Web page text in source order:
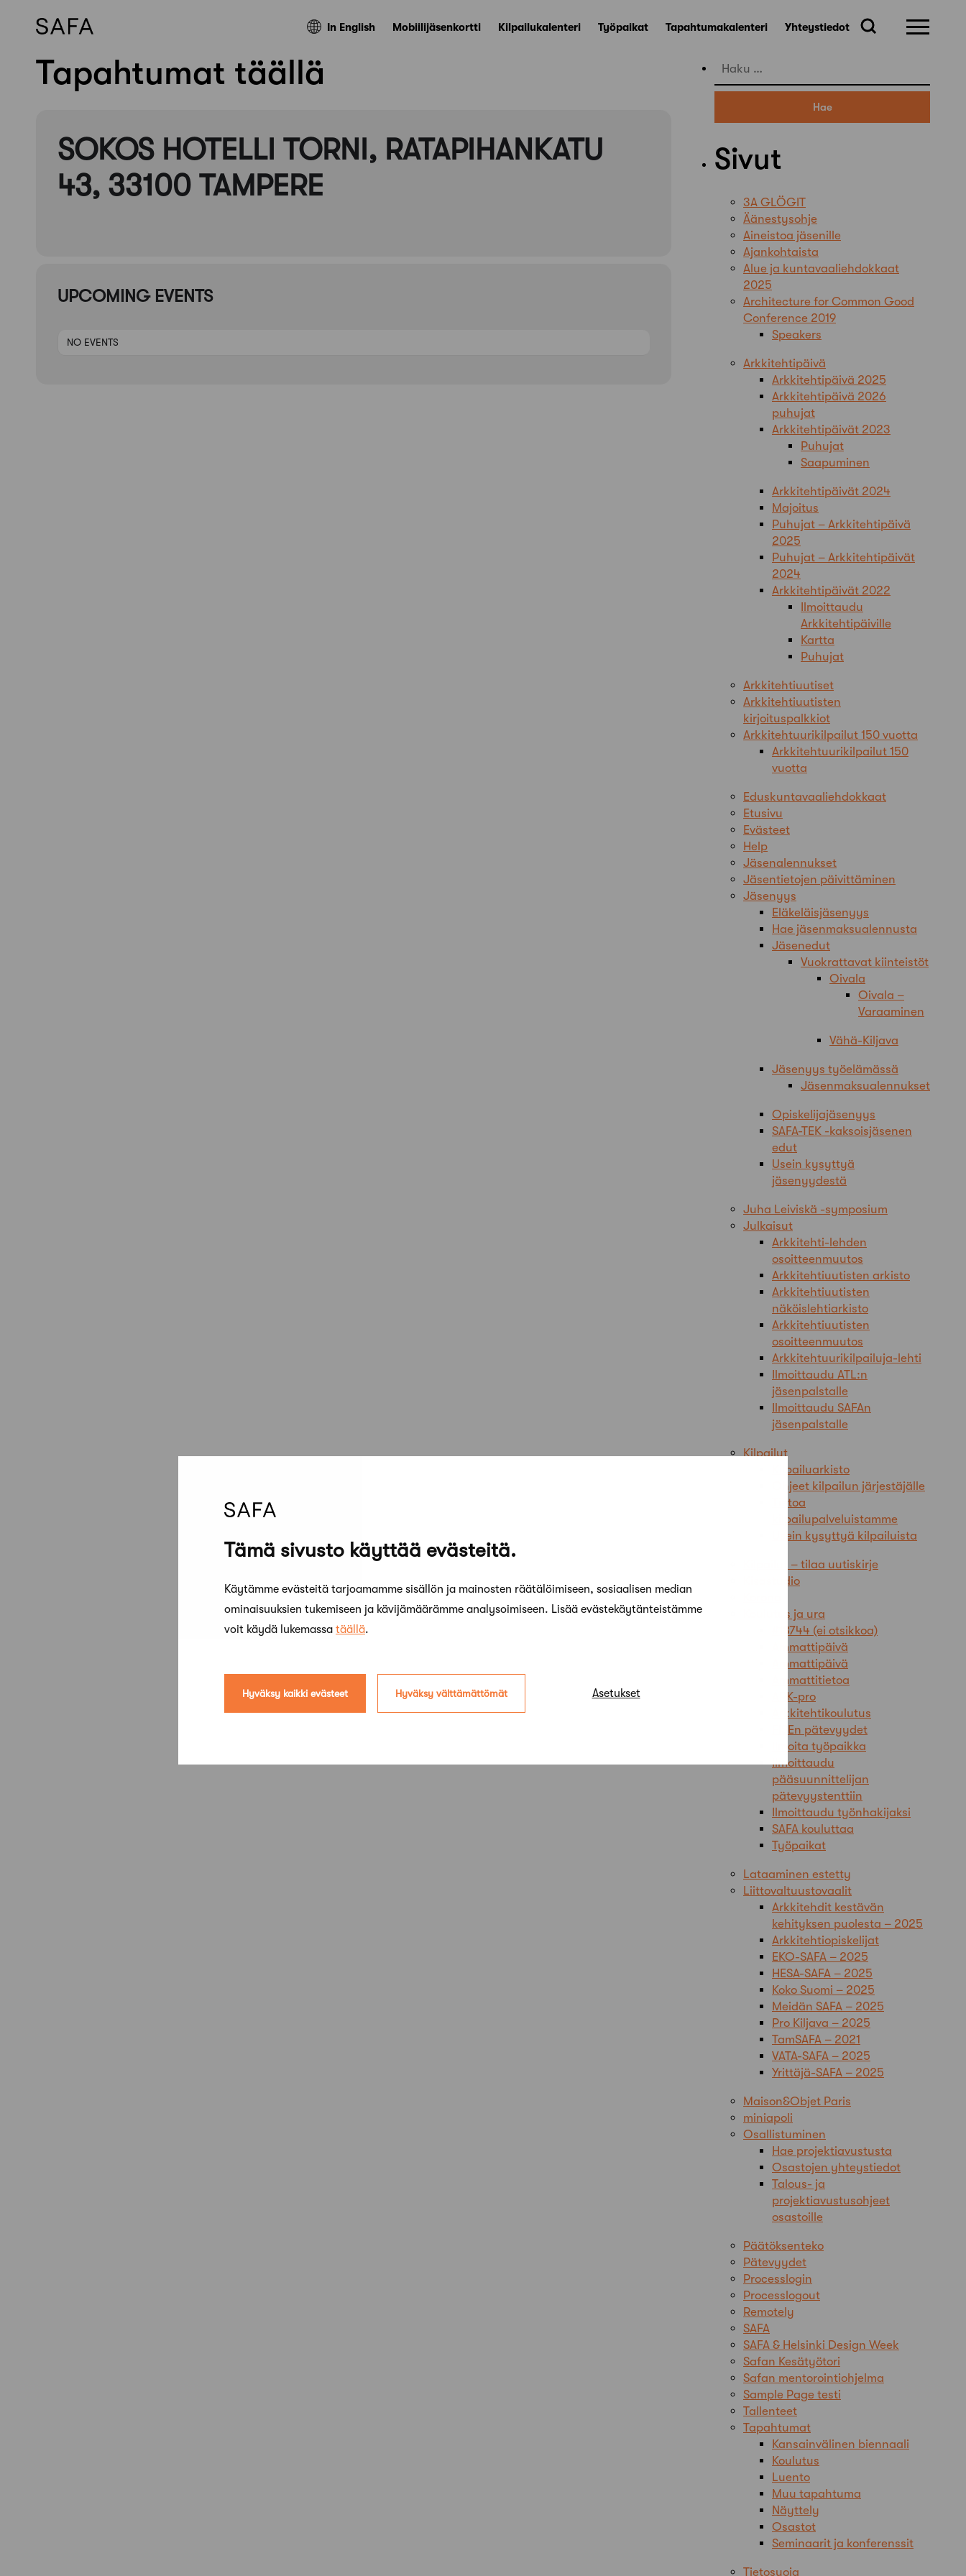
Tämä sivusto käyttää evästeitä.
Käytämme evästeitä tarjoamamme sisällön ja mainosten räätälöimiseen, sosiaalisen median
ominaisuuksien tukemiseen ja kävijämäärämme analysoimiseen. Lisää evästekäytänteistämme
voit käydä lukemassa täällä.
Hyväksy kaikki evästeet Hyväksy välttämättömät Asetukset
In English Mobiilijäsenkortti Kilpailukalenteri Työpaikat Tapahtumakalenteri Yhteystiedot
Tapahtumat täällä
SOKOS HOTELLI TORNI, RATAPIHANKATU
43, 33100 TAMPERE
UPCOMING EVENTS
NO EVENTS
Haku:
Sivut
3A GLÖGIT
Äänestysohje
Aineistoa jäsenille
Ajankohtaista
Alue ja kuntavaaliehdokkaat
2025
Architecture for Common Good
Conference 2019
Speakers
Arkkitehtipäivä
Arkkitehtipäivä 2025
Arkkitehtipäivä 2026
puhujat
Arkkitehtipäivät 2023
Puhujat
Saapuminen
Arkkitehtipäivät 2024
Majoitus
Puhujat – Arkkitehtipäivä
2025
Puhujat – Arkkitehtipäivät
2024
Arkkitehtipäivät 2022
Ilmoittaudu
Arkkitehtipäiville
Kartta
Puhujat
Arkkitehtiuutiset
Arkkitehtiuutisten
kirjoituspalkkiot
Arkkitehtuurikilpailut 150 vuotta
Arkkitehtuurikilpailut 150
vuotta
Eduskuntavaaliehdokkaat
Etusivu
Evästeet
Help
Jäsenalennukset
Jäsentietojen päivittäminen
Jäsenyys
Eläkeläisjäsenyys
Hae jäsenmaksualennusta
Jäsenedut
Vuokrattavat kiinteistöt
Oivala
Oivala –
Varaaminen
Vähä-Kiljava
Jäsenyys työelämässä
Jäsenmaksualennukset
Opiskelijajäsenyys
SAFA-TEK -kaksoisjäsenen
edut
Usein kysyttyä
jäsenyydestä
Juha Leiviskä -symposium
Julkaisut
Arkkitehti-lehden
osoitteenmuutos
Arkkitehtiuutisten arkisto
Arkkitehtiuutisten
näköislehtiarkisto
Arkkitehtiuutisten
osoitteenmuutos
Arkkitehtuurikilpailuja-lehti
Ilmoittaudu ATL:n
jäsenpalstalle
Ilmoittaudu SAFAn
jäsenpalstalle
Kilpailut
Kilpailuarkisto
Ohjeet kilpailun järjestäjälle
Tietoa
kilpailupalveluistamme
Usein kysyttyä kilpailuista
Kilpailut – tilaa uutiskirje
Kisastudio
Koulutus ja ura
#18744 (ei otsikkoa)
Ammattipäivä
Ammattipäivä
Ammattitietoa
ARK-pro
Arkkitehtikoulutus
FISEn pätevyydet
Ilmoita työpaikka
Ilmoittaudu
pääsuunnittelijan
pätevyystenttiin
Ilmoittaudu työnhakijaksi
SAFA kouluttaa
Työpaikat
Lataaminen estetty
Liittovaltuustovaalit
Arkkitehdit kestävän
kehityksen puolesta – 2025
Arkkitehtiopiskelijat
EKO-SAFA – 2025
HESA-SAFA – 2025
Koko Suomi – 2025
Meidän SAFA – 2025
Pro Kiljava – 2025
TamSAFA – 2021
VATA-SAFA – 2025
Yrittäjä-SAFA – 2025
Maison&Objet Paris
miniapoli
Osallistuminen
Hae projektiavustusta
Osastojen yhteystiedot
Talous- ja
projektiavustusohjeet
osastoille
Päätöksenteko
Pätevyydet
Processlogin
Processlogout
Remotely
SAFA
SAFA & Helsinki Design Week
Safan Kesätyötori
Safan mentorointiohjelma
Sample Page testi
Tallenteet
Tapahtumat
Kansainvälinen biennaali
Koulutus
Luento
Muu tapahtuma
Näyttely
Osastot
Seminaarit ja konferenssit
Tietosuoja